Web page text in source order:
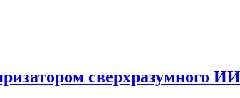
сверхразумного